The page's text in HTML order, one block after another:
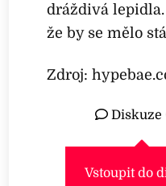
dráždivá
že by se mělo
Zdroj:
Diskuze
Vstoupit do